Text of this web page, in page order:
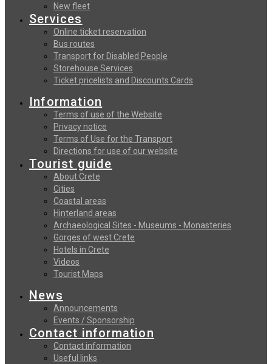
New fleet
Services
Online ticket reservation
Bus routes
Transport for Disabled People
Storehouse Services
Ticket pricelists and Discounts Cards
Information
Terms of use of the Website
Privacy notice
Terms of Use for the Transport
Directions for use of our website
Tourist guide
About Crete
Cities
Coastal areas
Hinterland areas
Archaeological Sites - Museums - Monasteries
Gorges of west Crete
Hotels in Crete
Videos
Tourist Maps
News
Announcements
Events / Sponsorship
Contact information
Contact information
Useful links